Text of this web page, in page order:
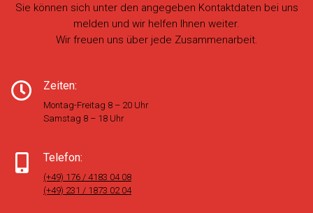
Sie können sich unter den angegeben Kontaktdaten bei uns
melden und wir helfen Ihnen weiter.
Wir freuen uns über jede Zusammenarbeit.
Zeiten:
Montag-Freitag 8 – 20 Uhr
Samstag 8 – 18 Uhr
Telefon:
(+49) 176 / 4183 04 08
(+49) 231 / 1873 02 04